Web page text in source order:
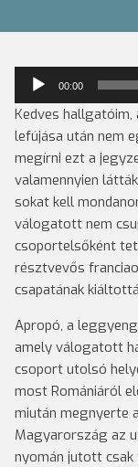
Audió
lejátszó
00:00
Kedves hallgatóim,
lefújása után nem
megírni ezt a
valamennyien
sokat kell
válogatott nem
csoportelsőként
résztvevős
csapatának
Apropó, a
amely válogatott
csoport utolsó
most Romániáról
miután megnyerte
Magyarország az
nyomán jutott csak